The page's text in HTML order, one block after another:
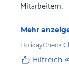
ohne Gewähr
jeweiligen
Mitarbeitern.
Mehr
HolidayCheck
Hilfreich